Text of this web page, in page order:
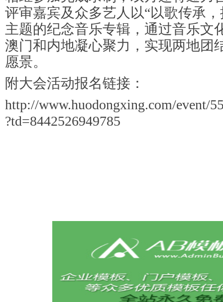
评审嘉宾及众多艺人以“以歌传承
主题的纪念音乐专辑，通过音乐文
澳门和内地凝心聚力，实现两地团
愿景。
附大会活动报名链接：
http://www.huodongxing.com/event/
?td=8442526949785